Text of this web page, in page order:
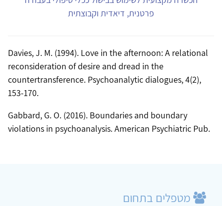
פרטנית, דיאדית וקבוצתית
Davies, J. M. (1994). Love in the afternoon: A relational
reconsideration of desire and dread in the
countertransference. Psychoanalytic dialogues, 4(2),
153-170.
Gabbard, G. O. (2016). Boundaries and boundary
מטפלים בתחום